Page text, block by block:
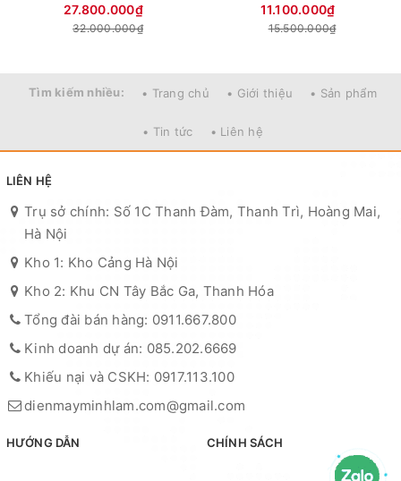
27.800.000₫
32.000.000₫
11.100.000₫
15.500.000₫
Tìm kiếm nhiều: • Trang chủ • Giới thiệu • Sản phẩm
• Tin tức • Liên hệ
LIÊN HỆ
Trụ sở chính: Số 1C Thanh Đàm, Thanh Trì, Hoàng Mai,
Hà Nội
Kho 1: Kho Cảng Hà Nội
Kho 2: Khu CN Tây Bắc Ga, Thanh Hóa
Tổng đài bán hàng: 0911.667.800
Kinh doanh dự án: 085.202.6669
Khiếu nại và CSKH: 0917.113.100
dienmayminhlam.com@gmail.com
HƯỚNG DẪN CHÍNH SÁCH